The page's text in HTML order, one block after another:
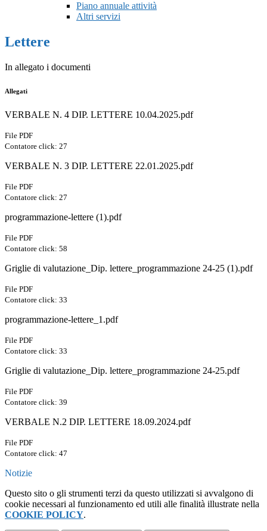
Piano annuale attività
Altri servizi
Lettere
In allegato i documenti
Allegati
VERBALE N. 4 DIP. LETTERE 10.04.2025.pdf
File PDF
Contatore click: 27
VERBALE N. 3 DIP. LETTERE 22.01.2025.pdf
File PDF
Contatore click: 27
programmazione-lettere (1).pdf
File PDF
Contatore click: 58
Griglie di valutazione_Dip. lettere_programmazione 24-25 (1).pdf
File PDF
Contatore click: 33
programmazione-lettere_1.pdf
File PDF
Contatore click: 33
Griglie di valutazione_Dip. lettere_programmazione 24-25.pdf
File PDF
Contatore click: 39
VERBALE N.2 DIP. LETTERE 18.09.2024.pdf
File PDF
Contatore click: 47
Notizie
Questo sito o gli strumenti terzi da questo utilizzati si avvalgono di
cookie necessari al funzionamento ed utili alle finalità illustrate nella
COOKIE POLICY.